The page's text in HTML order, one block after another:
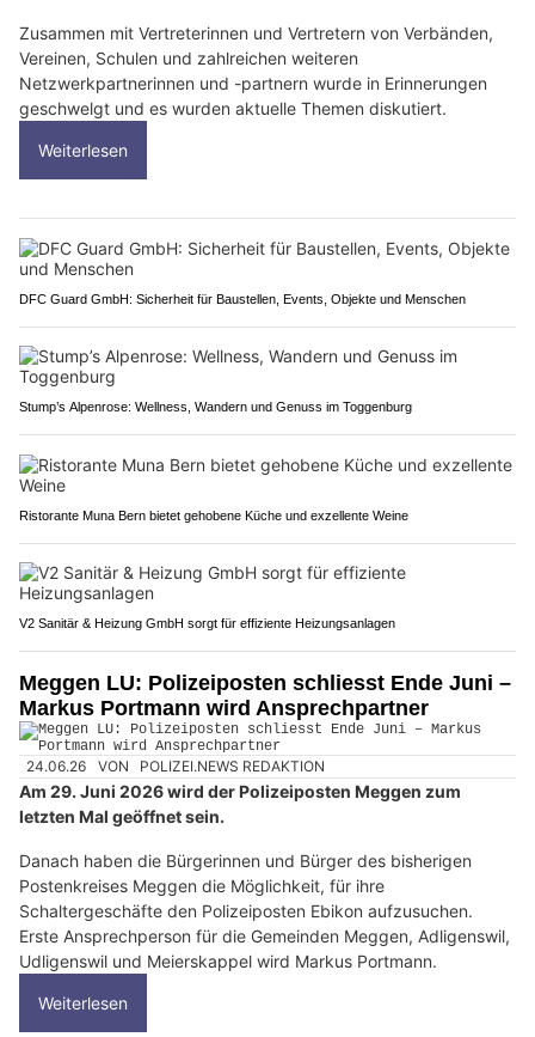
Zusammen mit Vertreterinnen und Vertretern von Verbänden,
Vereinen, Schulen und zahlreichen weiteren
Netzwerkpartnerinnen und -partnern wurde in Erinnerungen
geschwelgt und es wurden aktuelle Themen diskutiert.
Weiterlesen
DFC Guard GmbH: Sicherheit für Baustellen, Events, Objekte und Menschen
Stump’s Alpenrose: Wellness, Wandern und Genuss im Toggenburg
Ristorante Muna Bern bietet gehobene Küche und exzellente Weine
V2 Sanitär & Heizung GmbH sorgt für effiziente Heizungsanlagen
Meggen LU: Polizeiposten schliesst Ende Juni –
Markus Portmann wird Ansprechpartner
24.06.26 VON POLIZEI.NEWS REDAKTION
Am 29. Juni 2026 wird der Polizeiposten Meggen zum
letzten Mal geöffnet sein.
Danach haben die Bürgerinnen und Bürger des bisherigen
Postenkreises Meggen die Möglichkeit, für ihre
Schaltergeschäfte den Polizeiposten Ebikon aufzusuchen.
Erste Ansprechperson für die Gemeinden Meggen, Adligenswil,
Udligenswil und Meierskappel wird Markus Portmann.
Weiterlesen